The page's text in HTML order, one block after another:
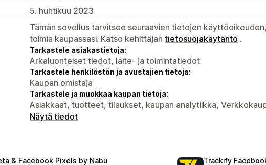
5. huhtikuu 2023
Tämän sovellus tarvitsee seuraavien tietojen
toimia kaupassasi. Katso kehittäjän tietosuojakäytäntö .
Tarkastele asiakastietoja:
Arkaluonteiset tiedot, laite- ja toimintatiedot
Tarkastele henkilöstön ja avustajien tietoja:
Kaupan omistaja
Tarkastele ja muokkaa kaupan tietoja:
Asiakkaat, tuotteet, tilaukset, kaupan analytiikka,
Näytä tiedot
& Facebook Pixels by Nabu Trackify